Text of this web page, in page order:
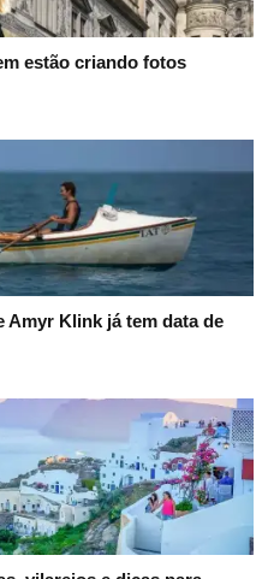
estão criando fotos
Amyr Klink já tem data de